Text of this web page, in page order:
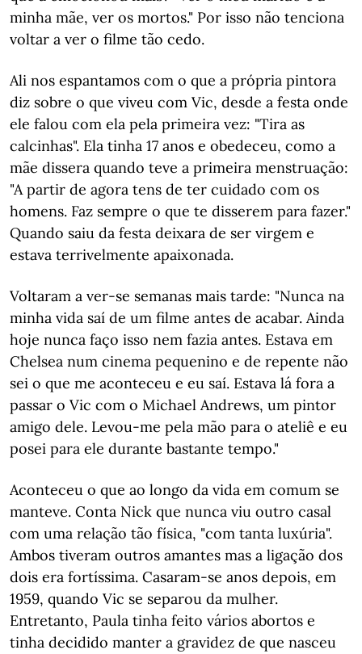
minha mãe, ver os mortos." Por isso não tenciona
voltar a ver o filme tão cedo.
Ali nos espantamos com o que a própria pintora
diz sobre o que viveu com Vic, desde a festa onde
ele falou com ela pela primeira vez: "Tira as
calcinhas". Ela tinha 17 anos e obedeceu, como a
mãe dissera quando teve a primeira menstruação:
"A partir de agora tens de ter cuidado com os
homens. Faz sempre o que te disserem para fazer."
Quando saiu da festa deixara de ser virgem e
estava terrivelmente apaixonada.
Voltaram a ver-se semanas mais tarde: "Nunca na
minha vida saí de um filme antes de acabar. Ainda
hoje nunca faço isso nem fazia antes. Estava em
Chelsea num cinema pequenino e de repente não
sei o que me aconteceu e eu saí. Estava lá fora a
passar o Vic com o Michael Andrews, um pintor
amigo dele. Levou-me pela mão para o ateliê e eu
posei para ele durante bastante tempo."
Aconteceu o que ao longo da vida em comum se
manteve. Conta Nick que nunca viu outro casal
com uma relação tão física, "com tanta luxúria".
Ambos tiveram outros amantes mas a ligação dos
dois era fortíssima. Casaram-se anos depois, em
1959, quando Vic se separou da mulher.
Entretanto, Paula tinha feito vários abortos e
tinha decidido manter a gravidez de que nasceu